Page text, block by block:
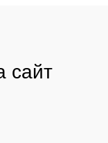
сайт